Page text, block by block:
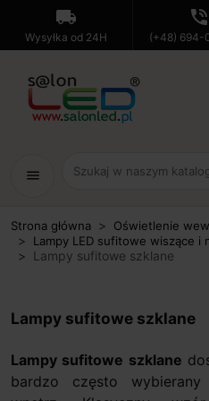
local_shipping
Wysyłka od 24H
phone_in_talk
(+48) 694-
menu
Strona główna
Oświetlenie
Lampy LED sufitowe wiszące i
Lampy sufitowe szklane
Lampy sufitowe szklane
Lampy sufitowe szklane
bardzo często